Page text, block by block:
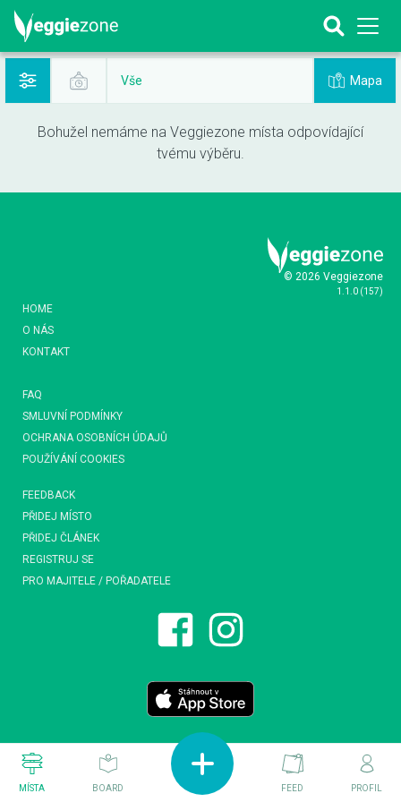
Vše Mapa
Bohužel nemáme na Veggiezone místa odpovídající
tvému výběru.
© 2026 Veggiezone
1.1.0 (157)
HOME
O NÁS
KONTAKT
FAQ
SMLUVNÍ PODMÍNKY
OCHRANA OSOBNÍCH ÚDAJŮ
POUŽÍVÁNÍ COOKIES
FEEDBACK
PŘIDEJ MÍSTO
PŘIDEJ ČLÁNEK
REGISTRUJ SE
PRO MAJITELE / POŘADATELE
MÍSTA BOARD FEED PROFIL